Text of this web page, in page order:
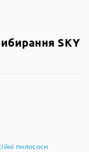
SKY
пилососи